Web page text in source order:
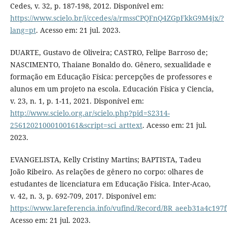
Cedes, v. 32, p. 187-198, 2012. Disponível em:
https://www.scielo.br/j/ccedes/a/rmssCPQFnQ4ZGpFkkG9M4jx/?
lang=pt. Acesso em: 21 jul. 2023.
DUARTE, Gustavo de Oliveira; CASTRO, Felipe Barroso de;
NASCIMENTO, Thaiane Bonaldo do. Gênero, sexualidade e
formação em Educação Física: percepções de professores e
alunos em um projeto na escola. Educación Física y Ciencia,
v. 23, n. 1, p. 1-11, 2021. Disponível em:
http://www.scielo.org.ar/scielo.php?pid=S2314-
25612021000100161&script=sci_arttext. Acesso em: 21 jul.
2023.
EVANGELISTA, Kelly Cristiny Martins; BAPTISTA, Tadeu
João Ribeiro. As relações de gênero no corpo: olhares de
estudantes de licenciatura em Educação Física. Inter-Acao,
v. 42, n. 3, p. 692-709, 2017. Disponível em:
https://www.lareferencia.info/vufind/Record/
Acesso em: 21 jul. 2023.